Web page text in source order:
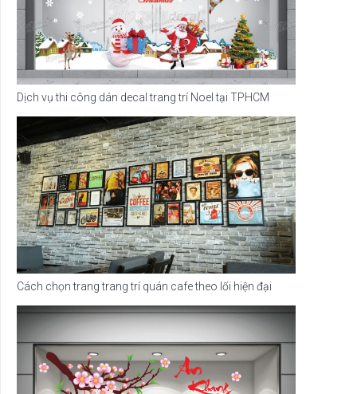
Dịch vụ thi công dán decal trang trí Noel tại TPHCM
Cách chọn trang trang trí quán cafe theo lối hiện đại